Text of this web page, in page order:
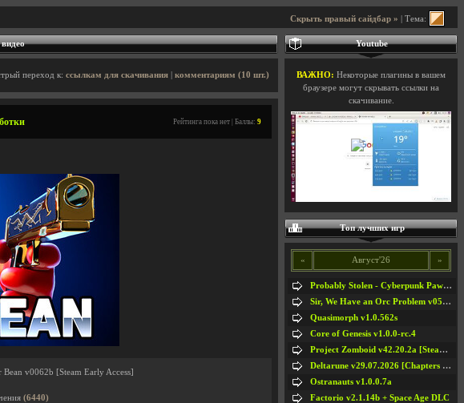
Скрыть правый сайдбар » | Тема:
переход к: ссылкам для скачивания комментариям (10 шт.)
Рейтинга пока нет | Баллы: 9
Bean v0062b [Steam Early Access]
(6440)
Youtube
ВАЖНО: Некоторые плагины в вашем
браузере могут скрывать ссылки на
скачивание.
Топ лучших игр
« Август'26 »
Probably Stolen - Cyberpunk Pawnshop Simulator v048c [Playtest]
Sir, We Have an Orc Problem v05.08.2026
Quasimorph v1.0.562s
Core of Genesis v1.0.0-rc.4
Project Zomboid v42.20.2a [Steam Early Access]
Deltarune v29.07.2026 [Chapters 1-5] / + RUS [Chapters 1-5]
Ostranauts v1.0.0.7a
Factorio v2.1.14b + Space Age DLC